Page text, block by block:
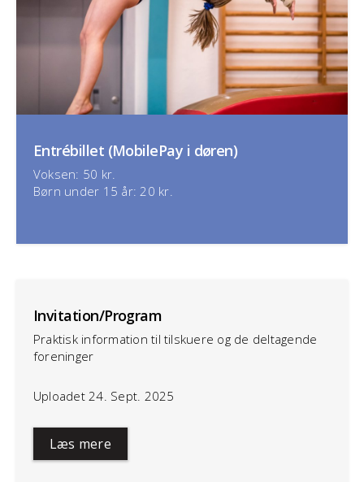
Entrébillet (MobilePay i døren)
Voksen: 50 kr.
Børn under 15 år: 20 kr.
Invitation/Program
Praktisk information til tilskuere og de deltagende
foreninger
Uploadet 24. Sept. 2025
Læs mere